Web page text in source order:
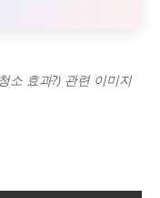
소 효과?) 관련 이미지